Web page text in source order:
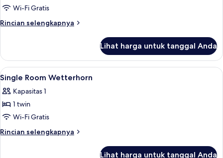
Wi-Fi Gratis
Rincian selengkapnya
Rincian
Family
room
Eiger
Lihat harga untuk tanggal Anda
Lihat
semua
foto
untuk
Single
Room
Seprai antialergi, minibar gratis,
3
Single Room Wetterhorn
Kapasitas 1
1 twin
Wi-Fi Gratis
Rincian selengkapnya
Rincian
Lihat harga untuk tanggal Anda